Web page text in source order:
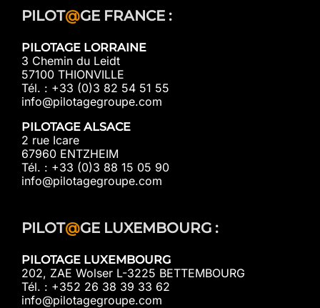
PILOT@GE FRANCE :
PILOTAGE LORRAINE
3 Chemin du Leidt
57100 THIONVILLE
Tél. : +33 (0)3 82 54 51 55
info@pilotagegroupe.com
PILOTAGE ALSACE
2 rue Icare
67960 ENTZHEIM
Tél. : +33 (0)3 88 15 05 90
info@pilotagegroupe.com
PILOT@GE LUXEMBOURG :
PILOTAGE LUXEMBOURG
202, ZAE Wolser L-3225 BETTEMBOURG
Tél. : +352 26 38 39 33 62
info@pilotagegroupe.com